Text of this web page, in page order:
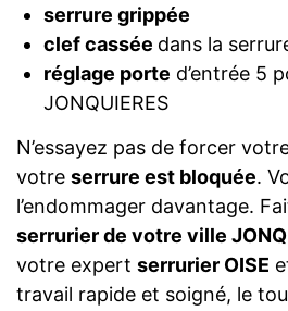
serrure grippée
clef cassée dans la
réglage porte d’entrée 5
JONQUIERES
N’essayez pas de forcer
votre serrure est bloquée.
l’endommager davantage.
serrurier de votre ville
votre expert serrurier OISE
travail rapide et soigné, le